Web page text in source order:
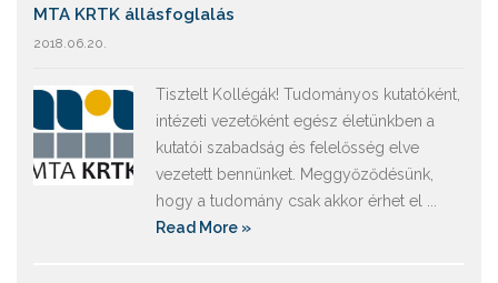
MTA KRTK állásfoglalás
2018.06.20.
Tisztelt Kollégák! Tudományos kutatóként,
intézeti vezetőként egész életünkben a
kutatói szabadság és felelősség elve
vezetett bennünket. Meggyőződésünk,
hogy a tudomány csak akkor érhet el ...
Read More »